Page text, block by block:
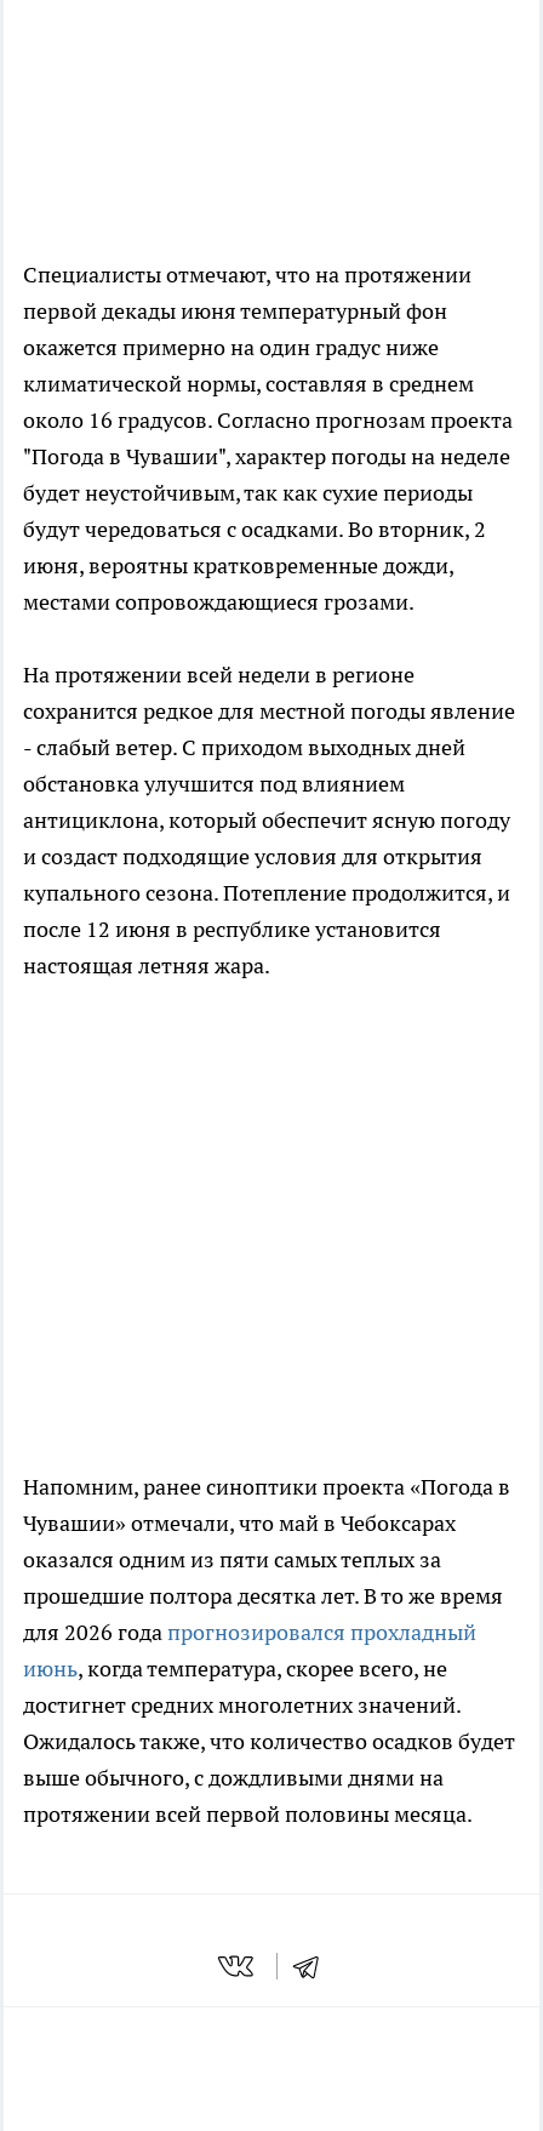
Специалисты отмечают, что на протяжении
первой декады июня температурный фон
окажется примерно на один градус ниже
климатической нормы, составляя в среднем
около 16 градусов. Согласно прогнозам проекта
"Погода в Чувашии", характер погоды на неделе
будет неустойчивым, так как сухие периоды
будут чередоваться с осадками. Во вторник, 2
июня, вероятны кратковременные дожди,
местами сопровождающиеся грозами.
На протяжении всей недели в регионе
сохранится редкое для местной погоды явление
- слабый ветер. С приходом выходных дней
обстановка улучшится под влиянием
антициклона, который обеспечит ясную погоду
и создаст подходящие условия для открытия
купального сезона. Потепление продолжится, и
после 12 июня в республике установится
настоящая летняя жара.
Напомним, ранее синоптики проекта «Погода в
Чувашии» отмечали, что май в Чебоксарах
оказался одним из пяти самых теплых за
прошедшие полтора десятка лет. В то же время
для 2026 годапрогнозировался прохладный
июнь, когда температура, скорее всего, не
достигнет средних многолетних значений.
Ожидалось также, что количество осадков будет
выше обычного, с дождливыми днями на
протяжении всей первой половины месяца.